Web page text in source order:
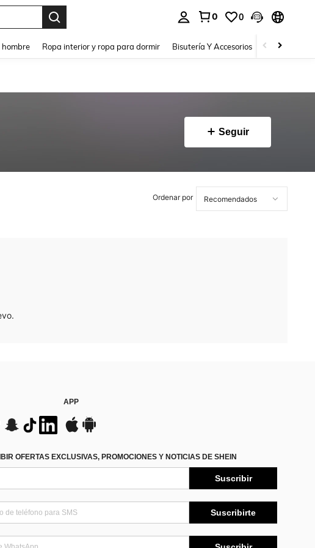
0 0
hombre Ropa interior y ropa para dormir Bisutería Y Accesorios Zapatos
Seguir
Ordenar por
APP
OFERTAS EXCLUSIVAS, PROMOCIONES Y NOTICIAS DE SHEIN
Suscribir
Suscribirte